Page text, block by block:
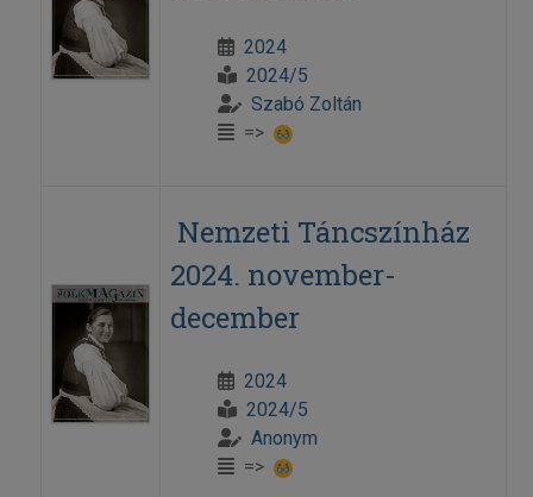
2024
2024/5
Szabó Zoltán
=>
Nemzeti Táncszínház
2024. november-
december
2024
2024/5
Anonym
=>